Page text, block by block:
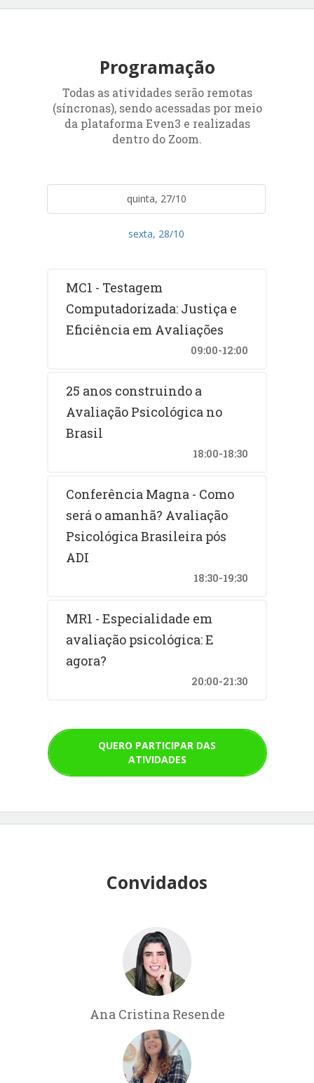
Programação
Todas as atividades serão remotas
(síncronas), sendo acessadas por meio
da plataforma Even3 e realizadas
dentro do Zoom.
quinta, 27/10
sexta, 28/10
MC1 - Testagem
Computadorizada: Justiça e
Eficiência em Avaliações
09:00-12:00
25 anos construindo a
Avaliação Psicológica no
Brasil
18:00-18:30
Conferência Magna - Como
será o amanhã? Avaliação
Psicológica Brasileira pós
ADI
18:30-19:30
MR1 - Especialidade em
avaliação psicológica: E
agora?
20:00-21:30
QUERO PARTICIPAR DAS
ATIVIDADES
Convidados
Ana Cristina Resende